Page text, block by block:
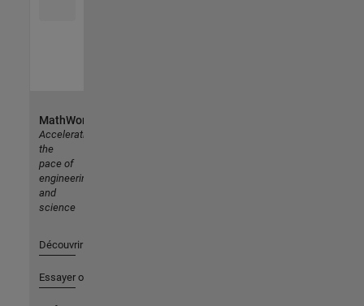
MathWorks
Accelerating
the
pace of
engineering
and
science
Découvrir les produits
Essayer ou acheter